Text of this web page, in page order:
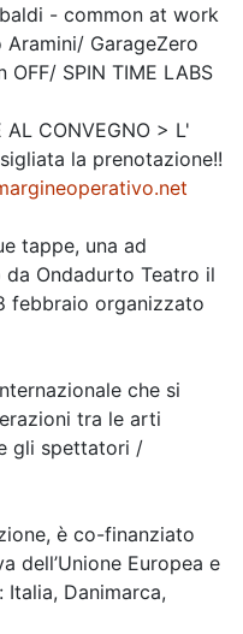
- common at work
GarageZero
SPIN TIME LABS
AL CONVEGNO > L'
la prenotazione!!
tappe, una ad
Ondadurto Teatro il
febbraio organizzato
che si
tra le arti
gli spettatori /
è co-finanziato
dell’Unione Europea e
Danimarca,